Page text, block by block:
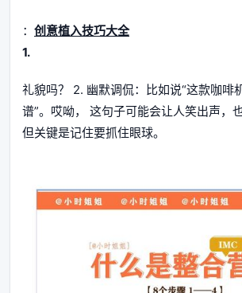
： 创意植入技巧大全
1.
礼貌吗？ 2. 幽默调侃：比如说“这款咖啡
谱”。哎呦， 这句子可能会让人笑出声，
但关键是记住要抓住眼球。